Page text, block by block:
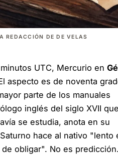
REDACCIÓN DE DE VELAS
UTC, Mercurio en
aspecto es de noventa
parte de los manuales
inglés del siglo XVII que
se estudia, anota en su
hace al nativo "lento
obligar". No es